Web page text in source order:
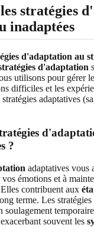
stratégies
inadaptées
d'adaptation au
d'adaptation
utilisons pour gérer
difficiles et les
adaptatives
?
adaptatives vous
émotions et à
contribuent aux
terme. Les
souvent les